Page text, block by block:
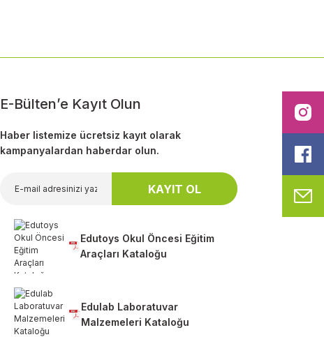
E-Bülten’e Kayıt Olun
Haber listemize ücretsiz kayıt olarak
kampanyalardan haberdar olun.
KAYIT OL
Edutoys Okul Öncesi Eğitim
Araçları Kataloğu
Edulab Laboratuvar
Malzemeleri Kataloğu